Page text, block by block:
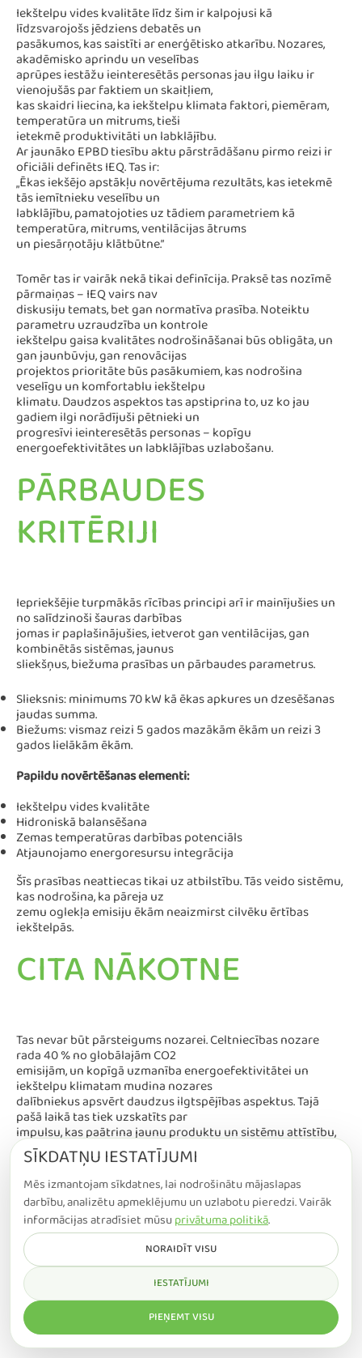
Iekštelpu vides kvalitāte līdz šim ir kalpojusi kā
līdzsvarojošs jēdziens debatēs un
pasākumos, kas saistīti ar enerģētisko atkarību. Nozares,
akadēmisko aprindu un veselības
aprūpes iestāžu ieinteresētās personas jau ilgu laiku ir
vienojušās par faktiem un skaitļiem,
kas skaidri liecina, ka iekštelpu klimata faktori, piemēram,
temperatūra un mitrums, tieši
ietekmē produktivitāti un labklājību.
Ar jaunāko EPBD tiesību aktu pārstrādāšanu pirmo reizi ir
oficiāli definēts IEQ. Tas ir:
„Ēkas iekšējo apstākļu novērtējuma rezultāts, kas ietekmē
tās iemītnieku veselību un
labklājību, pamatojoties uz tādiem parametriem kā
temperatūra, mitrums, ventilācijas ātrums
un piesārņotāju klātbūtne.”
Tomēr tas ir vairāk nekā tikai definīcija. Praksē tas nozīmē
pārmaiņas – IEQ vairs nav
diskusiju temats, bet gan normatīva prasība. Noteiktu
parametru uzraudzība un kontrole
iekštelpu gaisa kvalitātes nodrošināšanai būs obligāta, un
gan jaunbūvju, gan renovācijas
projektos prioritāte būs pasākumiem, kas nodrošina
veselīgu un komfortablu iekštelpu
klimatu. Daudzos aspektos tas apstiprina to, uz ko jau
gadiem ilgi norādījuši pētnieki un
progresīvi ieinteresētās personas – kopīgu
energoefektivitātes un labklājības uzlabošanu.
PĀRBAUDES
KRITĒRIJI
Iepriekšējie turpmākās rīcības principi arī ir mainījušies un
no salīdzinoši šauras darbības
jomas ir paplašinājušies, ietverot gan ventilācijas, gan
kombinētās sistēmas, jaunus
sliekšņus, biežuma prasības un pārbaudes parametrus.
Slieksnis: minimums 70 kW kā ēkas apkures un dzesēšanas
jaudas summa.
Biežums: vismaz reizi 5 gados mazākām ēkām un reizi 3
gados lielākām ēkām.
Papildu novērtēšanas elementi:
Iekštelpu vides kvalitāte
Hidroniskā balansēšana
Zemas temperatūras darbības potenciāls
Atjaunojamo energoresursu integrācija
Šīs prasības neattiecas tikai uz atbilstību. Tās veido sistēmu,
kas nodrošina, ka pāreja uz
zemu oglekļa emisiju ēkām neaizmirst cilvēku ērtības
iekštelpās.
CITA NĀKOTNE
Tas nevar būt pārsteigums nozarei. Celtniecības nozare
rada 40 % no globālajām CO2
emisijām, un kopīgā uzmanība energoefektivitātei un
iekštelpu klimatam mudina nozares
dalībniekus apsvērt daudzus ilgtspējības aspektus. Tajā
pašā laikā tas tiek uzskatīts par
impulsu, kas paātrina jaunu produktu un sistēmu attīstību,
jo īpaši ēku automatizācijas un
viedo vadības sistēmu jomā. Digitalizācija kopumā būs
galvenais līdzeklis, lai nodrošinātu
gan samazinātu enerģijas atkarību, gan optimālu iekštelpu
klimatu cilvēkiem, kas atrodas
telpās.
Oriģināls:https://blog.swegon.com/en/beyond-energy-
efficiency-the-revised-epbd-puts-ieq-
in-focus
SĪKDATŅU IESTATĪJUMI
Mēs izmantojam sīkdatnes, lai nodrošinātu mājaslapas
darbību, analizētu apmeklējumu un uzlabotu pieredzi. Vairāk
informācijas atradīsiet mūsuprivātuma politikā.
NORAIDĪT VISU
IESTATĪJUMI
PIEŅEMT VISU